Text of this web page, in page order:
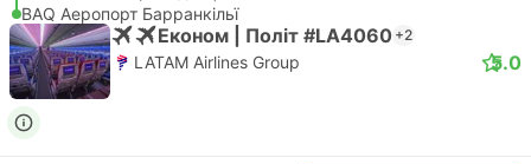
BAQ Аеропорт Барранкільї
Економ | Політ #LA4060 +2
LATAM Airlines Group 5.0